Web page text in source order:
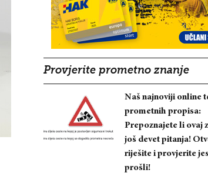
Provjerite prometno znanje
Naš najnoviji online
prometnih propisa:
Prepoznajete li ovaj
još devet pitanja!
riješite i provjerite
prošli!